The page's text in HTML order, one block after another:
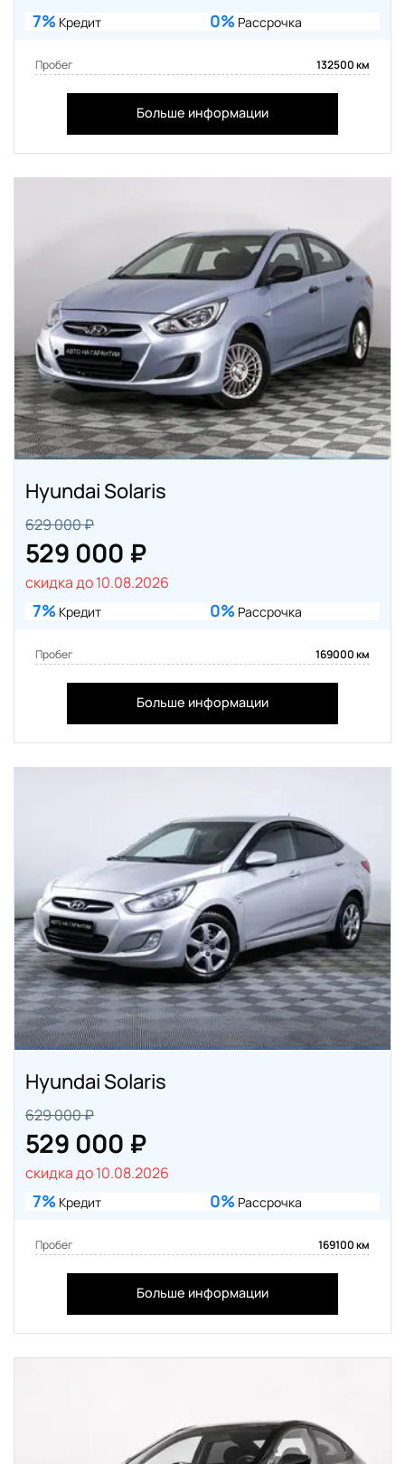
7% Кредит 0% Рассрочка
Пробег 132500 км
Больше информации
Hyundai Solaris
629 000 ₽
529 000 ₽
скидка до 10.08.2026
7% Кредит 0% Рассрочка
Пробег 169000 км
Больше информации
Hyundai Solaris
629 000 ₽
529 000 ₽
скидка до 10.08.2026
7% Кредит 0% Рассрочка
Пробег 169100 км
Больше информации